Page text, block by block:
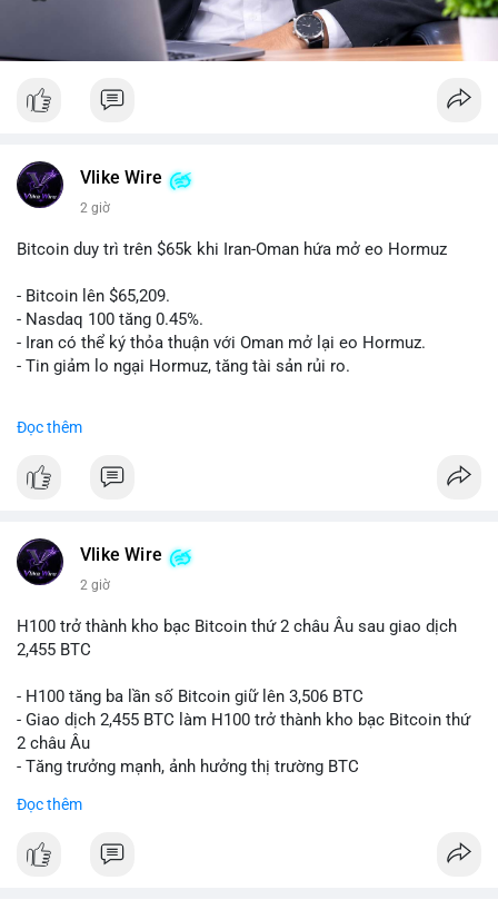
Vlike Wire
2 giờ
Bitcoin duy trì trên $65k khi Iran-Oman hứa mở eo Hormuz
- Bitcoin lên $65,209.
- Nasdaq 100 tăng 0.45%.
- Iran có thể ký thỏa thuận với Oman mở lại eo Hormuz.
- Tin giảm lo ngại Hormuz, tăng tài sản rủi ro.
📰 Nguồn: CoinDesk
Đọc thêm
Vlike Wire
2 giờ
H100 trở thành kho bạc Bitcoin thứ 2 châu Âu sau giao dịch
2,455 BTC
- H100 tăng ba lần số Bitcoin giữ lên 3,506 BTC
- Giao dịch 2,455 BTC làm H100 trở thành kho bạc Bitcoin thứ
2 châu Âu
- Tăng trưởng mạnh, ảnh hưởng thị trường BTC
#binancesquare
$btc
Đọc thêm